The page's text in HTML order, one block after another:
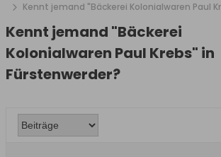
Kennt jemand "Bäckerei Kolonialwaren Paul
Kennt jemand "Bäckerei
Kolonialwaren Paul Krebs" in
Fürstenwerder?